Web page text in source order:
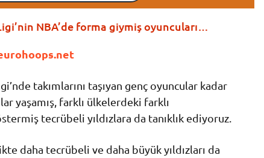
NBA’de forma giymiş oyuncuları…
takımlarını taşıyan genç oyuncular kadar
yaşamış, farklı ülkelerdeki farklı
tecrübeli yıldızlara da tanıklık ediyoruz.
daha tecrübeli ve daha büyük yıldızları da